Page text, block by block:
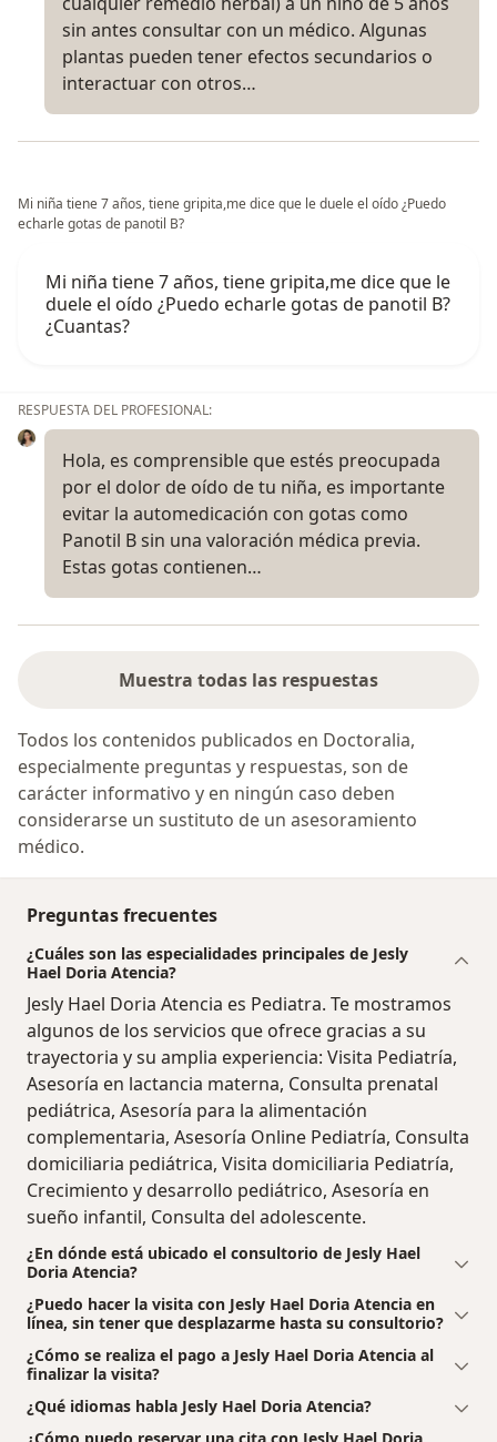
sin antes consultar con un médico. Algunas
plantas pueden tener efectos secundarios o
interactuar con otros…
Mi niña tiene 7 años, tiene gripita,me dice que le duele el oído ¿Puedo
echarle gotas de panotil B?
Mi niña tiene 7 años, tiene gripita,me dice que le
duele el oído ¿Puedo echarle gotas de panotil B?
¿Cuantas?
RESPUESTA DEL PROFESIONAL:
Hola, es comprensible que estés preocupada
por el dolor de oído de tu niña, es importante
evitar la automedicación con gotas como
Panotil B sin una valoración médica previa.
Estas gotas contienen…
Muestra todas las respuestas
Todos los contenidos publicados en Doctoralia,
especialmente preguntas y respuestas, son de
carácter informativo y en ningún caso deben
considerarse un sustituto de un asesoramiento
médico.
Preguntas frecuentes
¿Cuáles son las especialidades principales de Jesly
Hael Doria Atencia?
Jesly Hael Doria Atencia es Pediatra. Te mostramos
algunos de los servicios que ofrece gracias a su
trayectoria y su amplia experiencia: Visita Pediatría,
Asesoría en lactancia materna, Consulta prenatal
pediátrica, Asesoría para la alimentación
complementaria, Asesoría Online Pediatría, Consulta
domiciliaria pediátrica, Visita domiciliaria Pediatría,
Crecimiento y desarrollo pediátrico, Asesoría en
sueño infantil, Consulta del adolescente.
¿En dónde está ubicado el consultorio de Jesly Hael
Doria Atencia?
¿Puedo hacer la visita con Jesly Hael Doria Atencia en
línea, sin tener que desplazarme hasta su consultorio?
¿Cómo se realiza el pago a Jesly Hael Doria Atencia al
finalizar la visita?
¿Qué idiomas habla Jesly Hael Doria Atencia?